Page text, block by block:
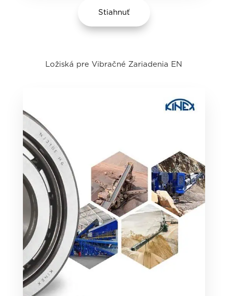
Stiahnuť
Ložiská pre Vibračné Zariadenia EN